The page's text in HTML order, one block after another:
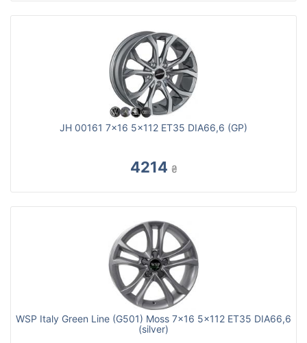
JH 00161 7x16 5x112 ET35 DIA66,6 (GP)
4214 ₴
WSP Italy Green Line (G501) Moss 7x16 5x112 ET35 DIA66,6
(silver)